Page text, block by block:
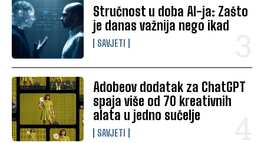
Stručnost u doba AI-ja: Zašto
je danas važnija nego ikad
SAVJETI
Adobeov dodatak za ChatGPT
spaja više od 70 kreativnih
alata u jedno sučelje
SAVJETI